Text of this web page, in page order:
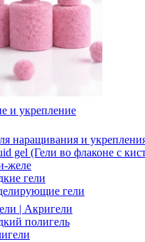
и укрепление
наращивания и
gel (Гели во флаконе с
желе
гели
гели
| Акригели
полигель